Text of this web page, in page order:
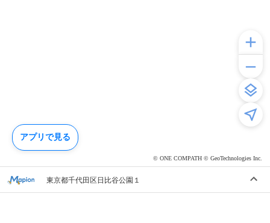
© ONE COMPATH © GeoTechnologies Inc.
東京都千代田区日比谷公園１
アプリで見る